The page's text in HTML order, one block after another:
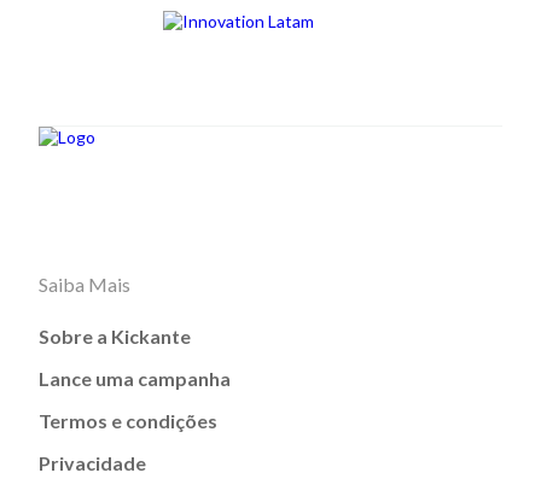
Saiba Mais
Sobre a Kickante
Lance uma campanha
Termos e condições
Privacidade